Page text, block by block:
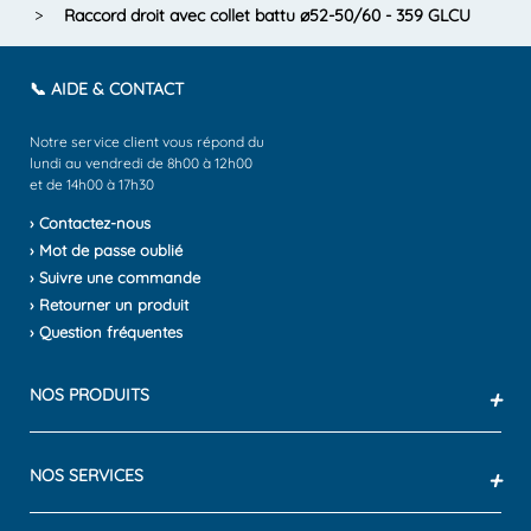
>
Raccord droit avec collet battu ø52-50/60 - 359 GLCU
📞 AIDE & CONTACT
Notre service client vous répond du
lundi au vendredi de 8h00 à 12h00
et de 14h00 à 17h30
› Contactez-nous
› Mot de passe oublié
› Suivre une commande
› Retourner un produit
› Question fréquentes
NOS PRODUITS +
NOS SERVICES +